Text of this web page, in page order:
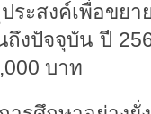
งค์เพื่อขยาย
ถึงปัจจุบัน ปี
บาท